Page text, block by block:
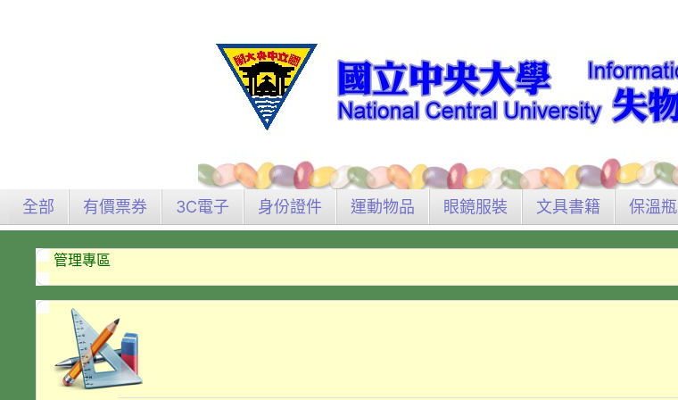
全部 有價票券 3C電子 身份證件 運動物品 眼鏡服裝 文具書籍 保溫瓶
管理專區